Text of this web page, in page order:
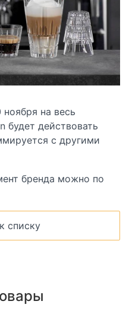
на весь
будет действовать
с другими
бренда можно по
списку